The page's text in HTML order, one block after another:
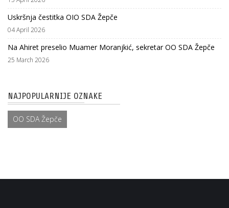
Uskršnja čestitka OIO SDA Žepče
04 April 2026
Na Ahiret preselio Muamer Moranjkić, sekretar OO SDA Žepče
25 March 2026
NAJPOPULARNIJE OZNAKE
OO SDA Žepče